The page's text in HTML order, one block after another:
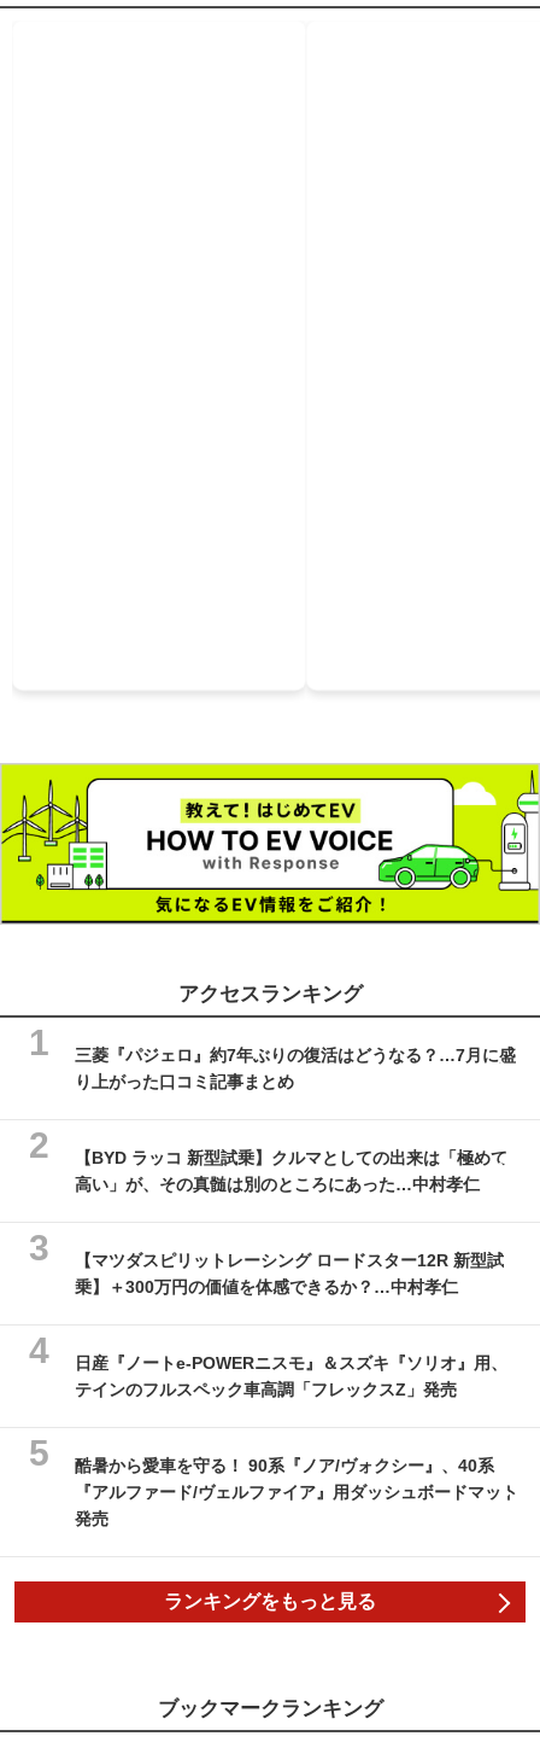
アクセスランキング
三菱『パジェロ』約7年ぶりの復活はどうなる？…7月に盛
り上がった口コミ記事まとめ
【BYD ラッコ 新型試乗】クルマとしての出来は「極めて
高い」が、その真髄は別のところにあった…中村孝仁
【マツダスピリットレーシング ロードスター12R 新型試
乗】＋300万円の価値を体感できるか？…中村孝仁
日産『ノートe-POWERニスモ』＆スズキ『ソリオ』用、
テインのフルスペック車高調「フレックスZ」発売
酷暑から愛車を守る！ 90系『ノア/ヴォクシー』、40系
『アルファード/ヴェルファイア』用ダッシュボードマット
発売
ランキングをもっと見る
ブックマークランキング